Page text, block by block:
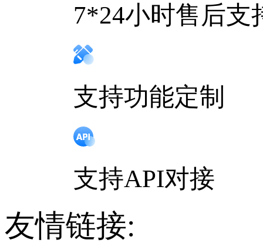
7*24小时售后支
支持功能定制
支持API对接
友情链接: